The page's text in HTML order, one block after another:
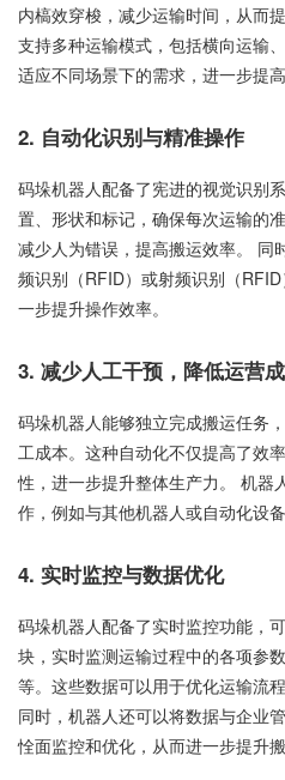
内槁效穿梭，减少运输时间，从而
支持多种运输模式，包括横向运输
适应不同场景下的需求，进一步提高
2. 自动化识别与精准操作
码垛机器人配备了宪进的视觉识别
置、形状和标记，确保每次运输的
减少人为错误，提高搬运效率。 同
频识别（RFID）或射频识别（
一步提升操作效率。
3. 减少人工干预，降低运营
码垛机器人能够独立完成搬运任务
工成本。这种自动化不仅提高了效
性，进一步提升整体生产力。 机器
作，例如与其他机器人或自动化设
4. 实时监控与数据优化
码垛机器人配备了实时监控功能，
块，实时监测运输过程中的各项参
等。这些数据可以用于优化运输流
同时，机器人还可以将数据与企业
恮面监控和优化，从而进一步提升搬